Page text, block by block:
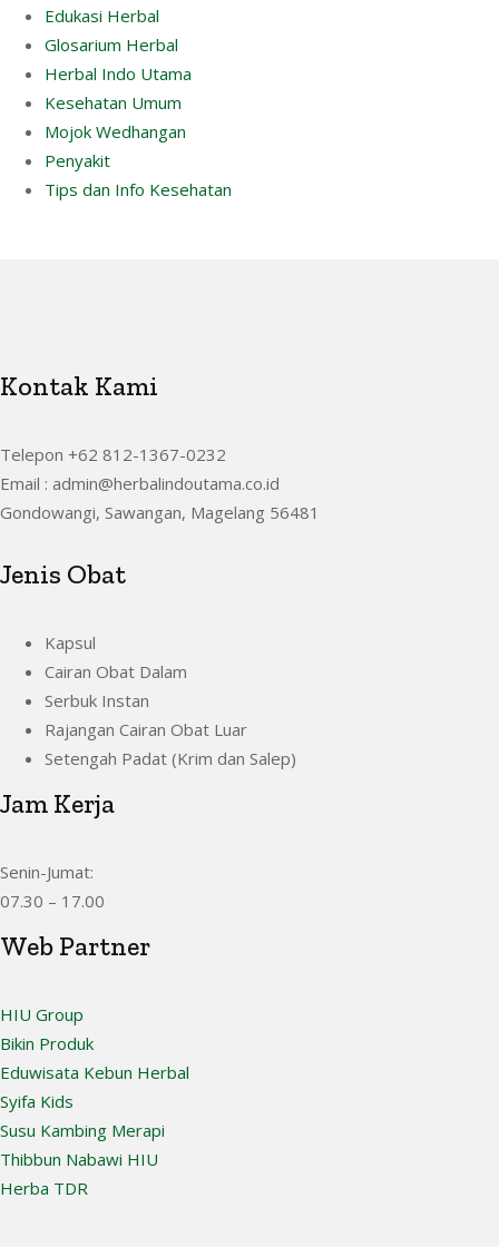
Edukasi Herbal
Glosarium Herbal
Herbal Indo Utama
Kesehatan Umum
Mojok Wedhangan
Penyakit
Tips dan Info Kesehatan
Kontak Kami
Telepon +62 812-1367-0232
Email : admin@herbalindoutama.co.id
Gondowangi, Sawangan, Magelang 56481
Jenis Obat
Kapsul
Cairan Obat Dalam
Serbuk Instan
Rajangan Cairan Obat Luar
Setengah Padat (Krim dan Salep)
Jam Kerja
Senin-Jumat:
07.30 – 17.00
Web Partner
HIU Group
Bikin Produk
Eduwisata Kebun Herbal
Syifa Kids
Susu Kambing Merapi
Thibbun Nabawi HIU
Herba TDR